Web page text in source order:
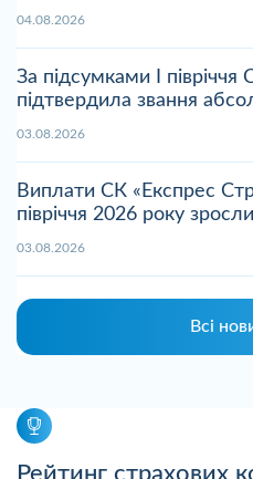
04.08.2026
За підсумками І півріччя
підтвердила звання
03.08.2026
Виплати СК «Експрес
півріччя 2026 року
03.08.2026
Всі
Рейтинг страхових